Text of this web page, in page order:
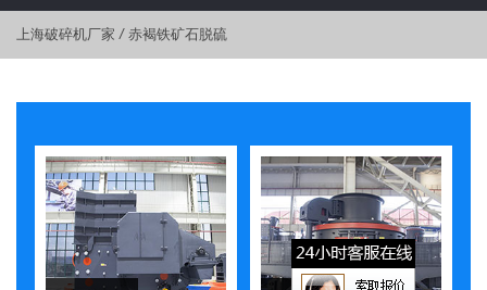
上海破碎机厂家 / 赤褐铁矿石脱硫